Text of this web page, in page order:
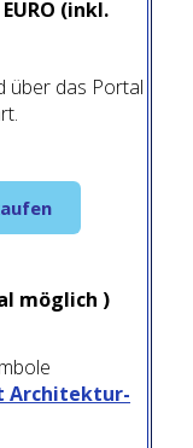
(inkl.
über das Portal
möglich )
Architektur-